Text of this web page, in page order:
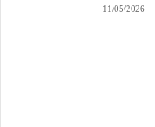
11/05/2026